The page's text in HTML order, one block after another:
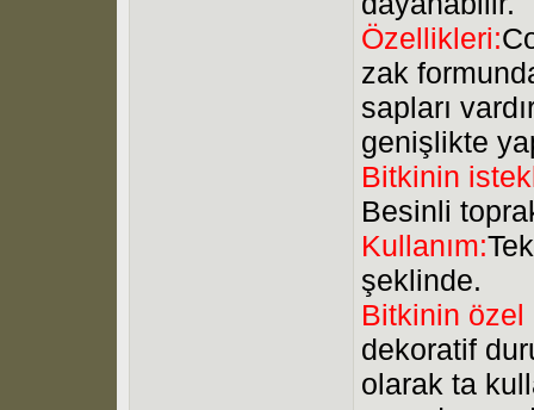
Özellikleri:
zak
sapları
genişlikte
Bitkinin
Besinli
Kullanım:
şeklinde.
Bitkinin
dekoratif
olarak ta